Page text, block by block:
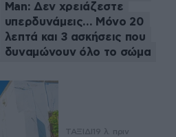
Man: Δεν χρειάζεστε
υπερδυνάμεις… Μόνο 20
λεπτά και 3 ασκήσεις που
δυναμώνουν όλο το σώμα
ΤΑΞΙΔΙ 19 λ. πριν